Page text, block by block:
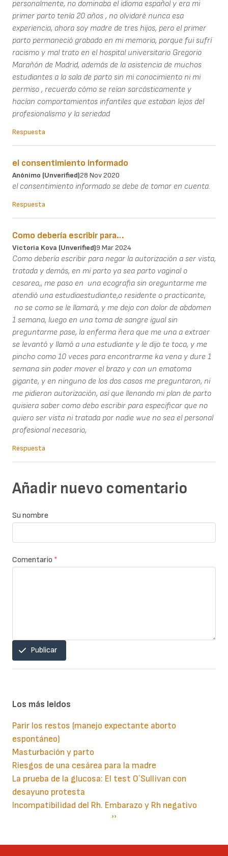
personalmente, no dominaba el idioma español y era mi
primer parto tenía 20 años , no olvidaré nunca esa
experiencia, ahora soy madre de tres hijos, pero el primer
parto permaneció grabado en mi memoria, porque fui sufrí
racismo y mal trato en el hospital universitario Gregorio
Marañón de Madrid, además de la asistencia de muchos
estudiantes a la sala de parto sin mi conocimiento ni mi
permiso , recuerdo cómo se reían sarcásticamente y
hacían comportamientos infantiles que estaban lejos del
profesionalismo y la seriedad
Respuesta
el consentimiento informado
Anónimo (unverified)28 Nov 2020
el consentimiento informado se debe de tomar en cuenta.
Respuesta
Como debería escribir para…
Victoria Kova (unverified)9 Mar 2024
Como debería escribir para negar la autorización a ser vista,
tratada y demás, en mi parto ya sea parto vaginal o
cesarea,, me paso en una ecografia sin oreguntarme me
atendió una estudiaestudiante,o residente o practicante,
no se como se le llamará, y me dejo con dolor de abdomen
1 semana, luego en una toma de sangre igual sin
preguntarme pase, la enferma ñera que me una a extraer
se levantó y llamó a una estudiante y le dijo te toca, y me
pincho como 10 veces para encontrarme ka vena y dure 1
semana sin poder mover el brazo y con un ematoma
gigante, y en ninguno de los dos casos me preguntaron, ni
me pidieron autorización, así que llenando mi plan de parto
quisiera saber como debo escribir para especificar que no
quiero ser vista ni tratada por nadie wue no sea el personal
profesional necesario,
Respuesta
Añadir nuevo comentario
Su nombre
Comentario *
Publicar
Los más leidos
Parir los restos (manejo expectante aborto
espontáneo)
Masturbación y parto
Riesgos de una cesárea para la madre
La prueba de la glucosa: El test O´Sullivan con
desayuno protesta
Incompatibilidad del Rh. Embarazo y Rh negativo
Siguiente
››